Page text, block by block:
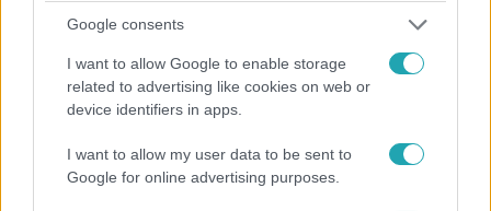
Google consents
I want to allow Google to enable storage
related to advertising like cookies on web or
device identifiers in apps.
I want to allow my user data to be sent to
Google for online advertising purposes.